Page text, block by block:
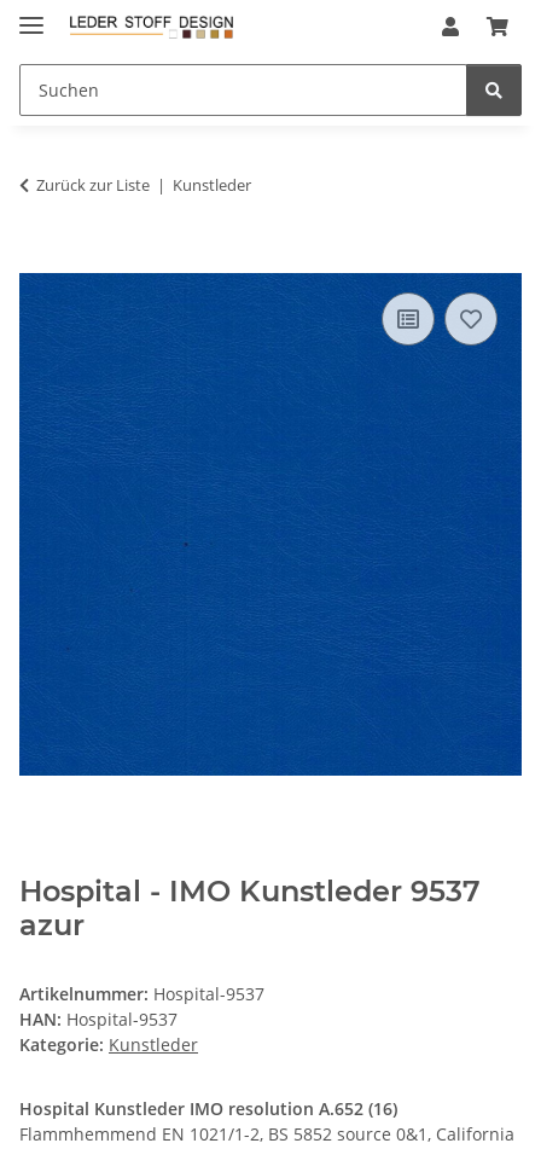
Zurück zur Liste Kunstleder
Hospital - IMO Kunstleder 9537
azur
Artikelnummer: Hospital-9537
HAN: Hospital-9537
Kategorie: Kunstleder
Hospital Kunstleder IMO resolution A.652 (16)
Flammhemmend EN 1021/1-2, BS 5852 source 0&1, California